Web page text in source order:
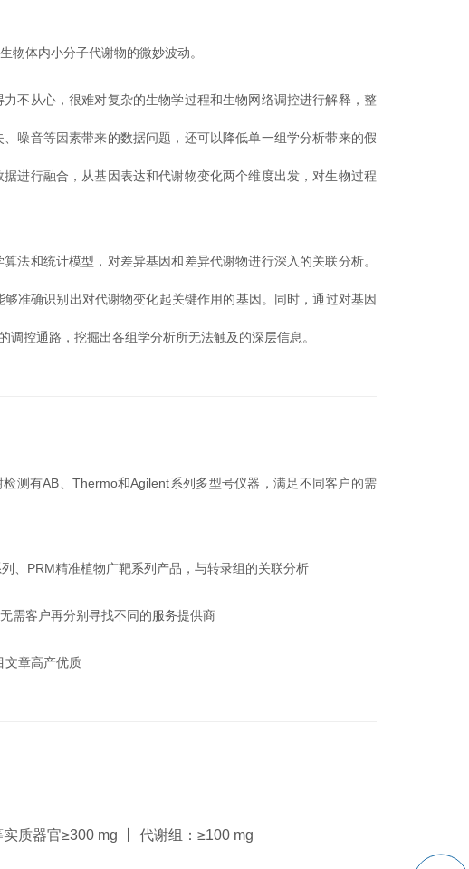
物体内小分子代谢物的微妙波动。
不从心，很难对复杂的生物学过程和生物网络调控进行解释，整
噪音等因素带来的数据问题，还可以降低单一组学分析带来的假
进行融合，从基因表达和代谢物变化两个维度出发，对生物过程
法和统计模型，对差异基因和差异代谢物进行深入的关联分析。
准确识别出对代谢物变化起关键作用的基因。同时，通过对基因
控通路，挖掘出各组学分析所无法触及的深层信息。
测有AB、Thermo和Agilent系列多型号仪器，满足不同客户的需
、PRM精准植物广靶系列产品，与转录组的关联分析
需客户再分别寻找不同的服务提供商
文章高产优质
质器官≥300 mg 丨 代谢组：≥100 mg